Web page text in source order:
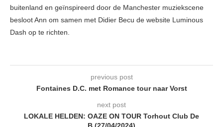
buitenland en geïnspireerd door de Manchester muziekscene
besloot Ann om samen met Didier Becu de website Luminous
Dash op te richten.
previous post
Fontaines D.C. met Romance tour naar Vorst
next post
LOKALE HELDEN: OAZE ON TOUR Torhout Club De